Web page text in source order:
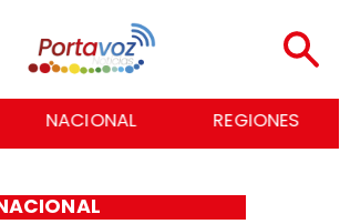
REGIONES ECONOMÍA